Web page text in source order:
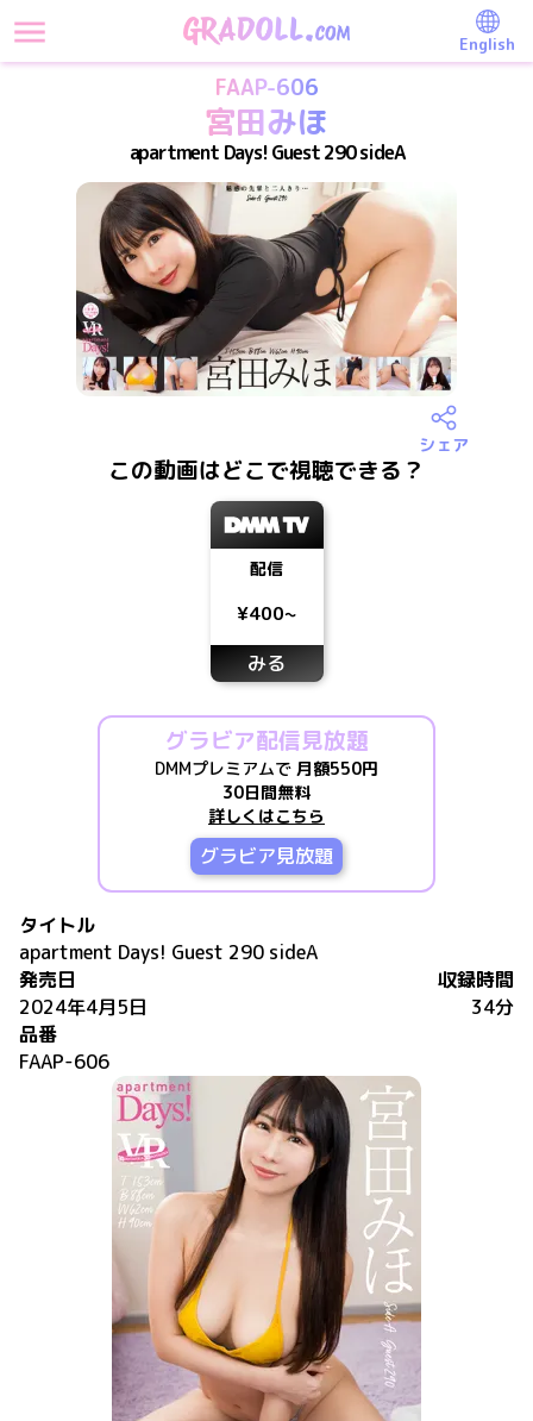
English
FAAP-606
宮田みほ
apartment Days! Guest 290 sideA
シェア
この動画はどこで視聴できる？
配信
¥400~
みる
グラビア配信見放題
DMMプレミアムで 月額550円
30日間無料
詳しくはこちら
グラビア見放題
タイトル
apartment Days! Guest 290 sideA
発売日
2024年4月5日
収録時間
34分
品番
FAAP-606